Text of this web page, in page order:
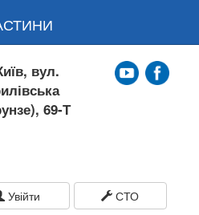
вул.
69-Т
Увійти СТО